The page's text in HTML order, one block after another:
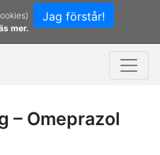
Jag förstår!
mer.
– Omeprazol